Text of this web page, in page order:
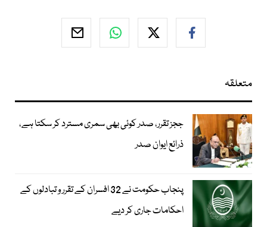
متعلقہ
ججز تقرر، صدر کوئی بھی سمری مسترد کر سکتا ہے،
ذرائع ایوان صدر
پنجاب حکومت نے 32 افسران کے تقرر و تبادلوں کے
احکامات جاری کر دیے